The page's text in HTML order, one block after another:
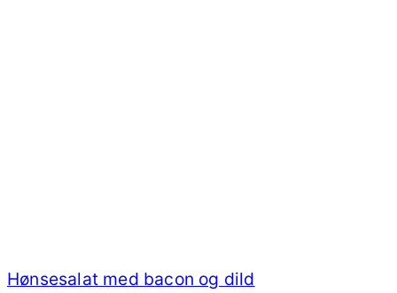
Hønsesalat med bacon og dild